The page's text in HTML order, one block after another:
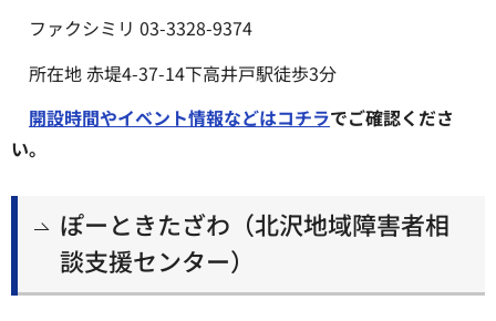
ファクシミリ 03-3328-9374
所在地 赤堤4-37-14下高井戸駅徒歩3分
開設時間やイベント情報などはコチラでご確認くださ
い。
ぽーときたざわ（北沢地域障害者相
談支援センター）